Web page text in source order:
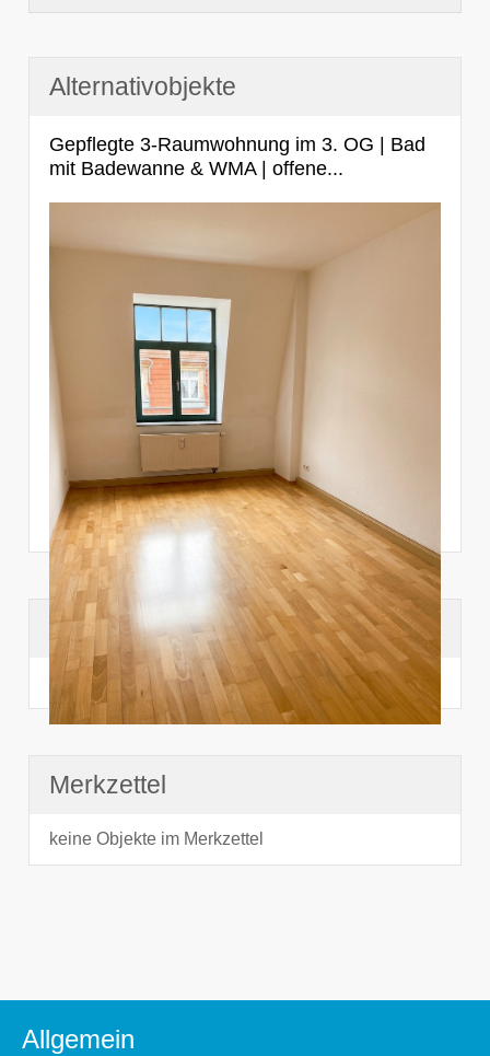
Alternativobjekte
Gepflegte 3-Raumwohnung im 3. OG | Bad
mit Badewanne & WMA | offene...
Suchhistorie
noch nichts angesehen
Merkzettel
keine Objekte im Merkzettel
Allgemein